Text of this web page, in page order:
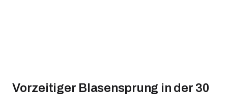
Vorzeitiger Blasensprung in der 30